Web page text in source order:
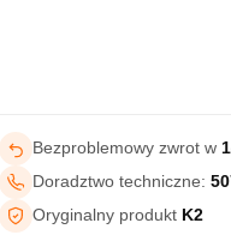
Bezproblemowy zwrot w
Doradztwo techniczne:
Oryginalny produkt K2